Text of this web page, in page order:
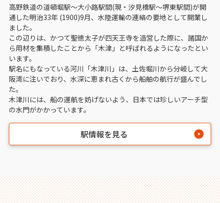
高野鉄道の道頓堀駅～大小路駅間(現・汐見橋駅～堺東駅間)が開
通した明治33年 (1900)9月、水陸運輸の連絡の要地として開業し
ました。
この辺りは、かつて聖徳太子が四天王寺を造営した際に、諸国か
ら用材を集積したことから「木津」と呼ばれるようになったとい
います。
駅名にもなっている河川「木津川」は、土佐堀川から分岐して大
阪湾に注いでおり、水深に恵まれ古くから船舶の航行が盛んでし
た。
木津川には、船の運航を妨げないよう、日本では珍しいアーチ型
の水門がかかっています。
駅情報を見る